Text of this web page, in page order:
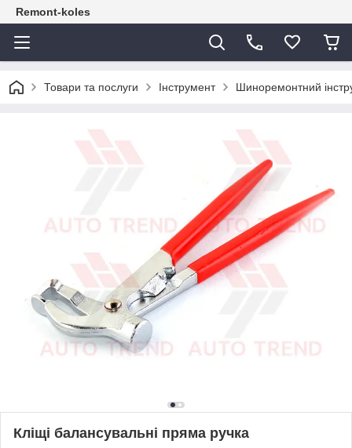
Remont-koles
Товари та послуги Інструмент Шиноремонтний
Кліщі балансувальні пряма ручка